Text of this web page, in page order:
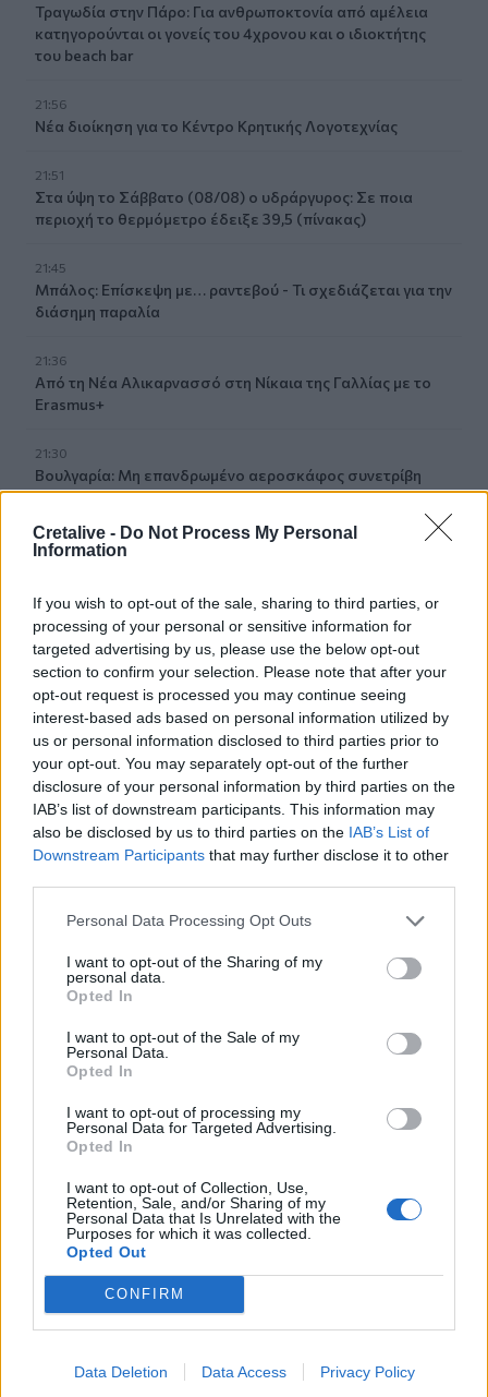
Cretalive - Do Not Process My Personal
Information
If you wish to opt-out of the sale, sharing to third parties, or
processing of your personal or sensitive information for
targeted advertising by us, please use the below opt-out
section to confirm your selection. Please note that after your
opt-out request is processed you may continue seeing
interest-based ads based on personal information utilized by
us or personal information disclosed to third parties prior to
your opt-out. You may separately opt-out of the further
disclosure of your personal information by third parties on the
IAB’s list of downstream participants. This information may
also be disclosed by us to third parties on the IAB’s List of
Downstream Participants that may further disclose it to other
Personal Data Processing Opt Outs
I want to opt-out of the Sharing of my
personal data.
Opted In
I want to opt-out of the Sale of my
Personal Data.
Opted In
I want to opt-out of processing my
Personal Data for Targeted Advertising.
Opted In
I want to opt-out of Collection, Use,
Retention, Sale, and/or Sharing of my
Personal Data that Is Unrelated with the
Purposes for which it was collected.
Opted Out
CONFIRM
Data Deletion Data Access Privacy Policy
Τραγωδία στην Πάρο: Για ανθρωποκτονία από αμέλεια
κατηγορούνται οι γονείς του 4χρονου και ο ιδιοκτήτης
του beach bar
21:56
Νέα διοίκηση για το Κέντρο Κρητικής Λογοτεχνίας
21:51
Στα ύψη το Σάββατο (08/08) ο υδράργυρος: Σε ποια
περιοχή το θερμόμετρο έδειξε 39,5 (πίνακας)
21:45
Μπάλος: Επίσκεψη με… ραντεβού - Τι σχεδιάζεται για την
διάσημη παραλία
21:36
Από τη Νέα Αλικαρνασσό στη Νίκαια της Γαλλίας με το
Erasmus+
21:30
Βουλγαρία: Μη επανδρωμένο αεροσκάφος συνετρίβη
κοντά σε αγωγό φυσικού αερίου
21:25
21:16
Ηράκλειο: Με λαμπρότητα και κατάνυξη ο εορτασμός του
Αγίου Μύρωνος
Κομοτηνή: Στο νοσοκομείο ανήλικος μετά από
κατανάλωση αλκοόλ
21:04
ΟΦΗ: Συνέχισε την προετοιμασία του ενόψει τελικού
σε Αγκίστρι και Αίγινα
Καιρός: Ισχυροί άνεμοι έως 7 μποφόρ την Κυριακή
(09/08) στην Κρήτη – Red Code για πυρκαγιές στο νησί
Το συγκινητικό αντίο της Μπαρτσελόνα στον πατέρα του
Μέσι
20:40
Ταϊλάνδη: Η στιγμή που ο 14χρονος ανοίγει πυρ και
σκορπάει τον θάνατο σε σχολείο - Σοκαριστικό βίντεο
Η Χαμάς δηλώνει εκ νέου έτοιμη να εφαρμόσει το σχέδιο
των ΗΠΑ για τη Γάζα